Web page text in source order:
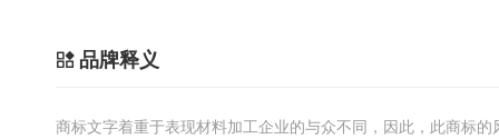
品牌释义
商标文字着重于表现材料加工企业的与众不同，因此，此商标